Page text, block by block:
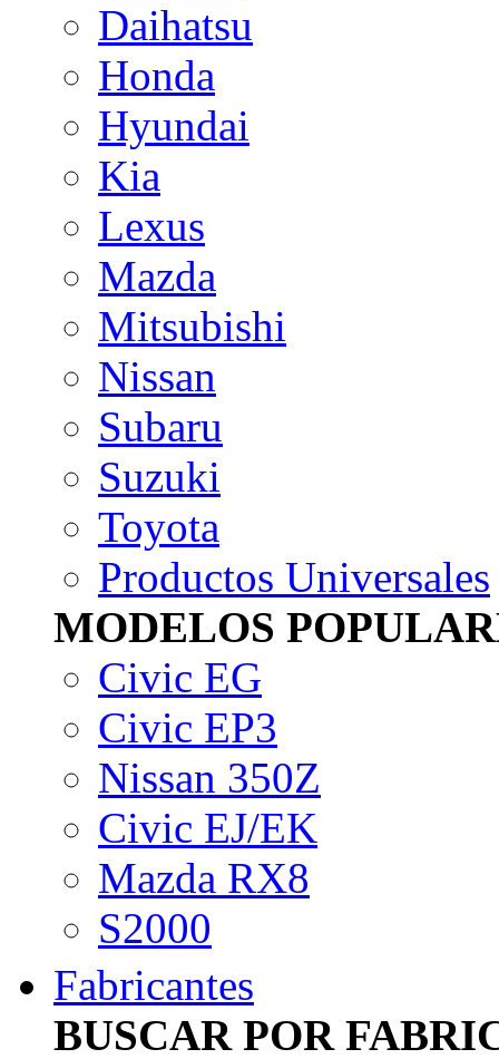
Daihatsu
Honda
Hyundai
Kia
Lexus
Mazda
Mitsubishi
Nissan
Subaru
Suzuki
Toyota
Productos Universales
MODELOS
Civic EG
Civic EP3
Nissan 350Z
Civic EJ/EK
Mazda RX8
S2000
Fabricantes
BUSCAR POR